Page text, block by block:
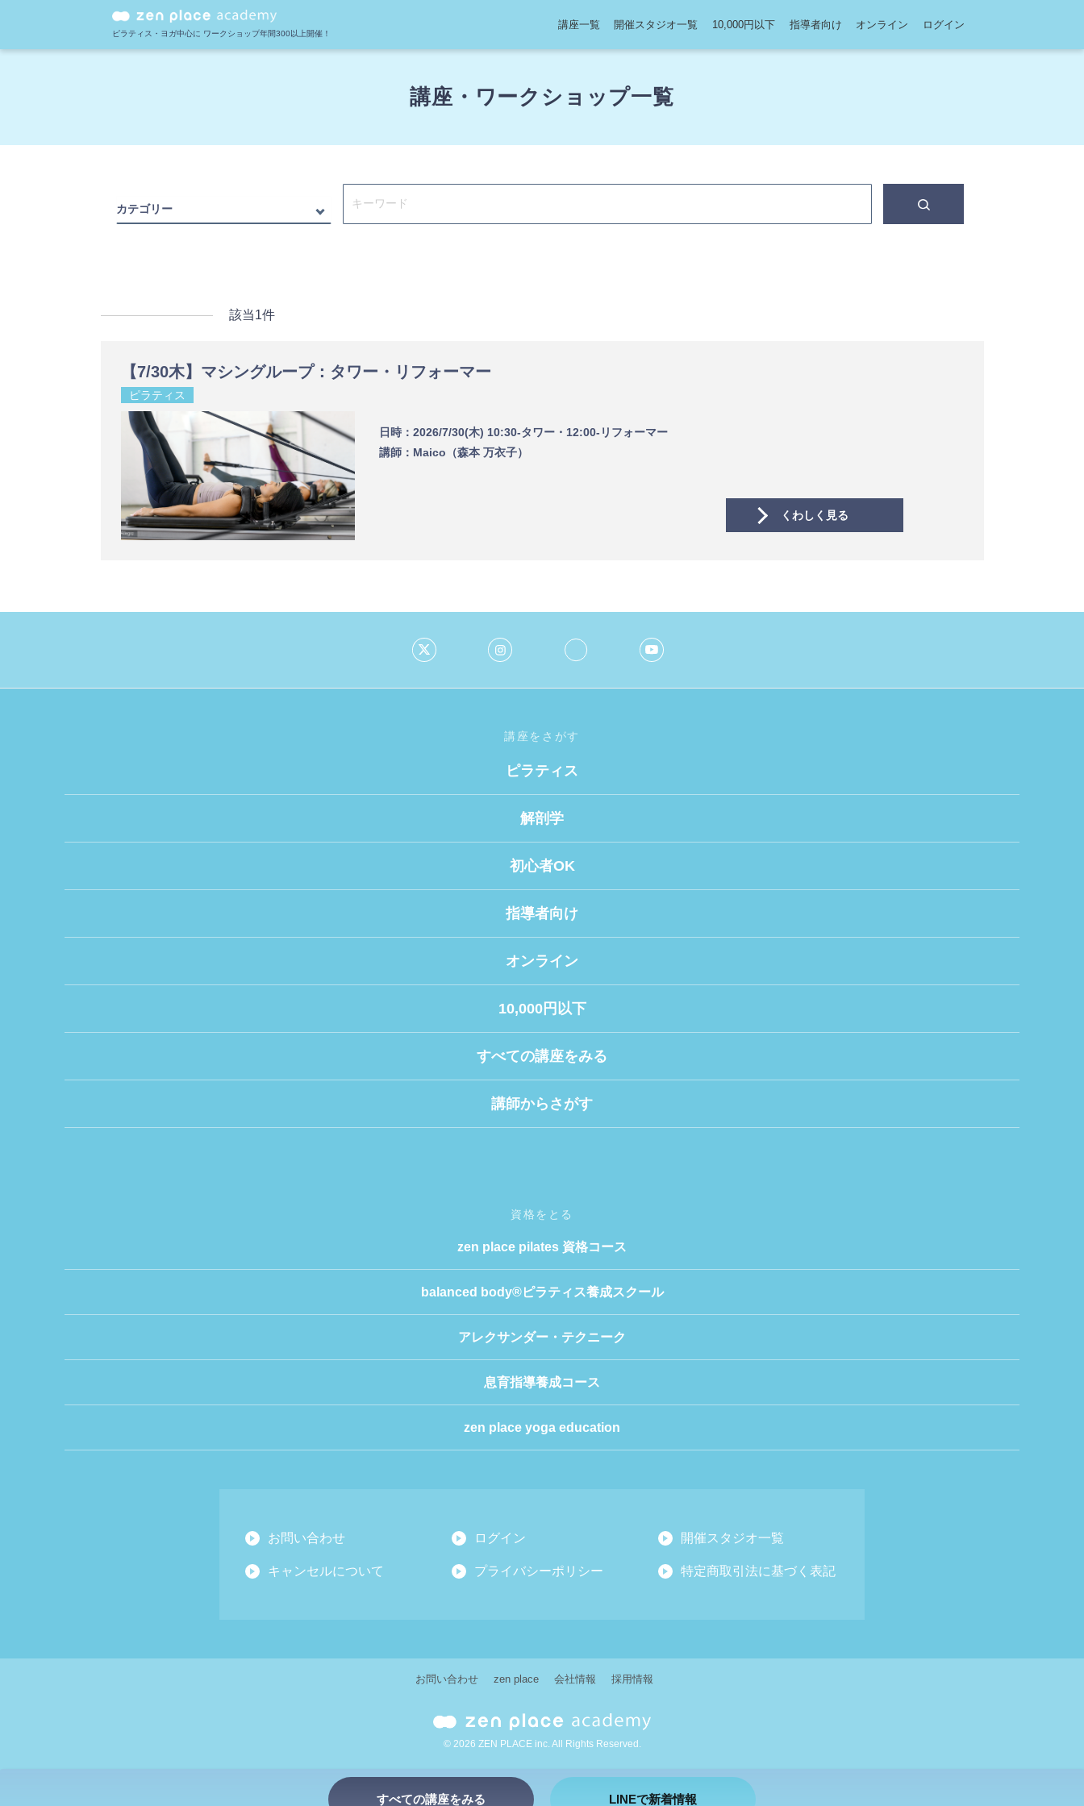
ピラティス・ヨガ中心に ワークショップ年間300以上開催！
講座一覧 開催スタジオ一覧 10,000円以下 指導者向け オンライン ログイン
講座・ワークショップ一覧
カテゴリー
該当1件
【7/30木】マシングループ：タワー・リフォーマー
ピラティス
日時： 2026/7/30(木) 10:30-タワー・12:00-リフォーマー
講師： Maico（森本 万衣子）
くわしく見る
講座をさがす
ピラティス
解剖学
初心者OK
指導者向け
オンライン
10,000円以下
すべての講座をみる
講師からさがす
資格をとる
zen place pilates 資格コース
balanced body®ピラティス養成スクール
アレクサンダー・テクニーク
息育指導養成コース
zen place yoga education
お問い合わせ ログイン 開催スタジオ一覧
キャンセルについて プライバシーポリシー 特定商取引法に基づく表記
お問い合わせ zen place 会社情報 採用情報
© 2026 ZEN PLACE inc. All Rights Reserved.
すべての講座をみる LINEで新着情報